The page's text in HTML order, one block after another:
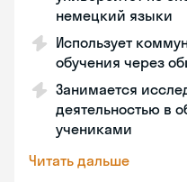
немецкий языки
Использует
обучения через
Занимается
деятельностью в
учениками
Читать дальше